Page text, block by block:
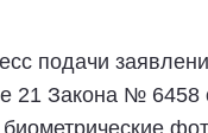
подачи
21 Закона №